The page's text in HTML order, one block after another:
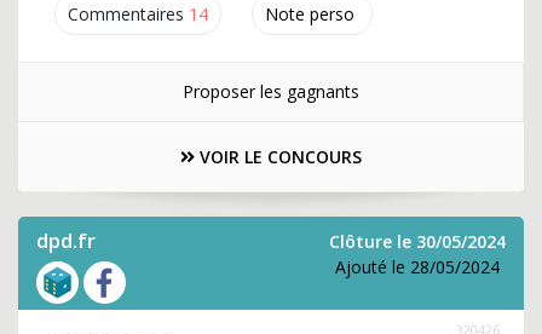
Commentaires 14 Note perso
Proposer les gagnants
VOIR LE CONCOURS
dpd.fr
Clôture le 30/05/2024
Ajouté le 28/05/2024
320426